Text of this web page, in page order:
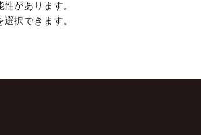
があります。
択できます。